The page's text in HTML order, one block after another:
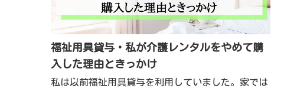
福祉用具貸与・私が介護レンタルをやめて購
入した理由ときっかけ
私は以前福祉用具貸与を利用していました。家では